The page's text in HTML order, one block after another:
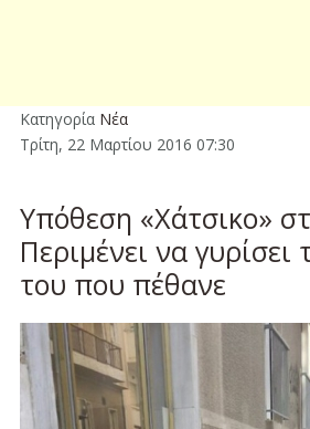
Κατηγορία Νέα
Τρίτη, 22 Μαρτίου 2016 07:30
Υπόθεση «Χάτσικο»
Περιμένει να γυρίσει
του που πέθανε